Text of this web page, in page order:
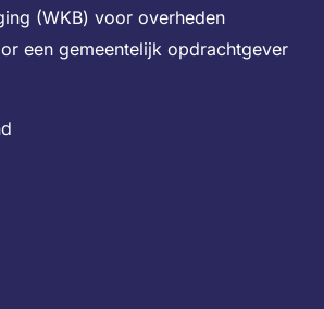
(WKB) voor overheden
een gemeentelijk opdrachtgever